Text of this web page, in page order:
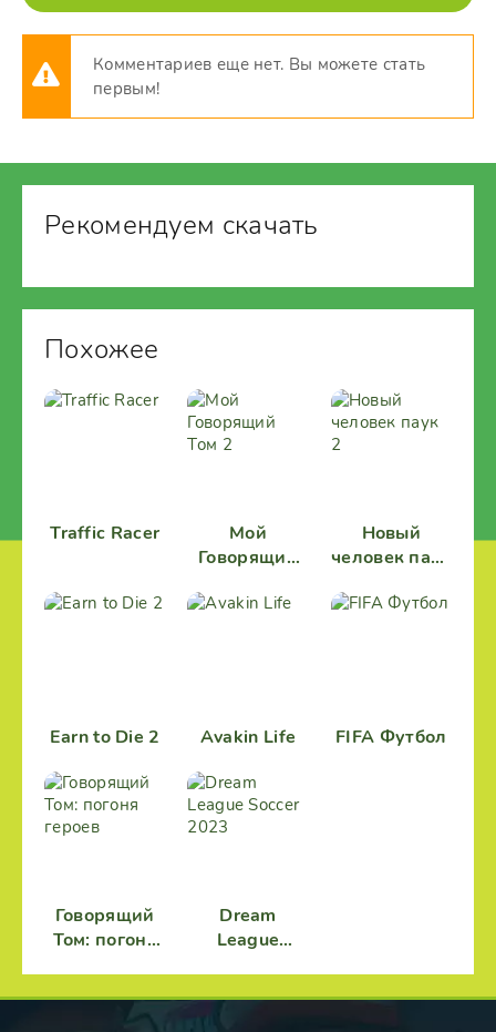
Комментариев еще нет. Вы можете стать
первым!
Рекомендуем скачать
Похожее
Traffic Racer
Мой
Говорящий
Новый
человек паук
Earn to Die 2 Avakin Life FIFA Футбол
Говорящий
Том: погоня
Dream
League